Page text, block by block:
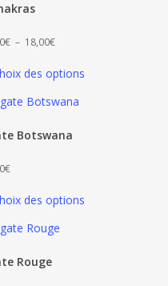
des options
€ – 18,00€Plage
prix :
15,00€
des options
Botswana
€
Rouge